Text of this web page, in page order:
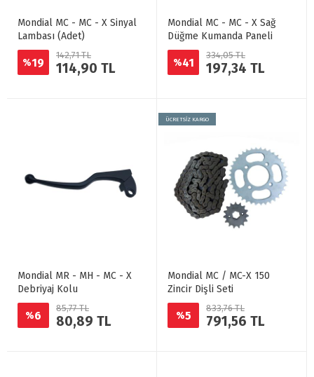
Mondial MC - MC - X Sinyal
Lambası (Adet)
%19
142,71 TL
114,90 TL
Mondial MC - MC - X Sağ
Düğme Kumanda Paneli
%41
334,05 TL
197,34 TL
Mondial MR - MH - MC - X
Debriyaj Kolu
%6
85,77 TL
80,89 TL
ÜCRETSİZ KARGO
Mondial MC / MC-X 150
Zincir Dişli Seti
%5
833,76 TL
791,56 TL